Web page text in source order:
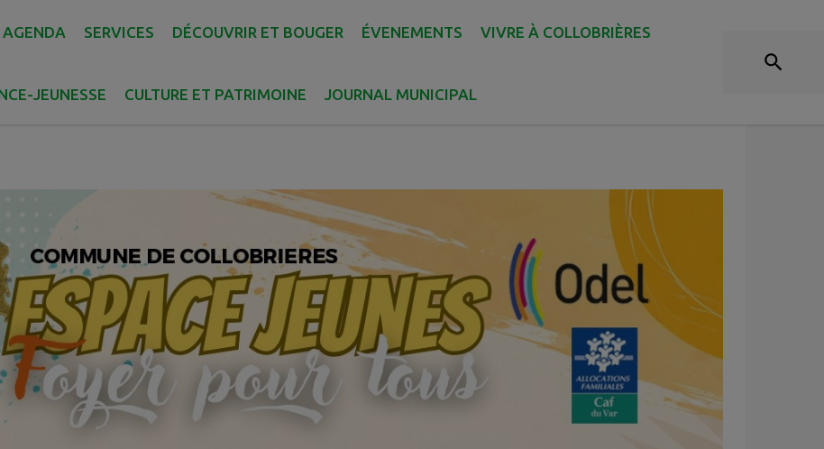
AGENDA SERVICES DÉCOUVRIR ET BOUGER ÉVENEMENTS VIVRE À COLLOBRIÈRES
JEUNESSE CULTURE ET PATRIMOINE JOURNAL MUNICIPAL
PROGRAMME VACANCES ÉTÉ 2026